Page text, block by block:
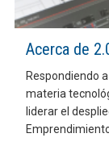
Acerca de
Respondiendo
materia
liderar el